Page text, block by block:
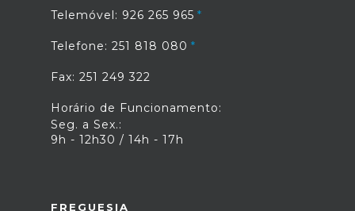
Telemóvel: 926 265 965
Telefone: 251 818 080
Fax: 251 249 322
Horário de Funcionamento:
Seg. a Sex.:
9h - 12h30 / 14h - 17h
FREGUESIA